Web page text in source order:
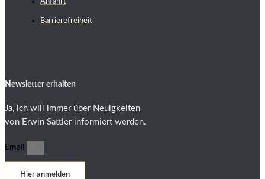
Barrierefreiheit
Newsletter erhalten
Ja, ich will immer über Neuigkeiten
von Erwin Sattler informiert werden.
Email
Hier anmelden